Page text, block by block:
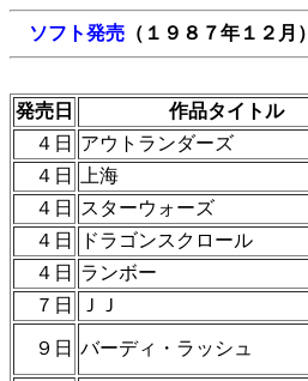
ソフト発売 （１９８７年１２月）
発売日
作品タイトル
４日
アウトランダーズ
４日
上海
４日
スターウォーズ
４日
ドラゴンスクロール
４日
ランボー
７日
ＪＪ
９日 バーディ・ラッシュ